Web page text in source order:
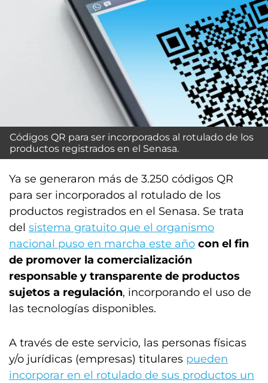
Códigos QR para ser incorporados al rotulado de los
productos registrados en el Senasa.
Ya se generaron más de 3.250 códigos QR
para ser incorporados al rotulado de los
productos registrados en el Senasa. Se trata
del sistema gratuito que el organismo
nacional puso en marcha este año con el fin
de promover la comercialización
responsable y transparente de productos
sujetos a regulación, incorporando el uso de
las tecnologías disponibles.
A través de este servicio, las personas físicas
y/o jurídicas (empresas) titulares pueden
incorporar en el rotulado de sus productos un